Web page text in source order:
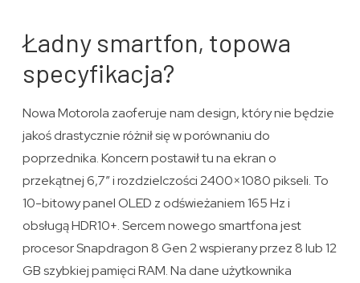
Ładny smartfon, topowa
specyfikacja?
Nowa Motorola zaoferuje nam design, który nie będzie
jakoś drastycznie różnił się w porównaniu do
poprzednika. Koncern postawił tu na ekran o
przekątnej 6,7″ i rozdzielczości 2400×1080 pikseli. To
10-bitowy panel OLED z odświeżaniem 165 Hz i
obsługą HDR10+. Sercem nowego smartfona jest
procesor Snapdragon 8 Gen 2 wspierany przez 8 lub 12
GB szybkiej pamięci RAM. Na dane użytkownika